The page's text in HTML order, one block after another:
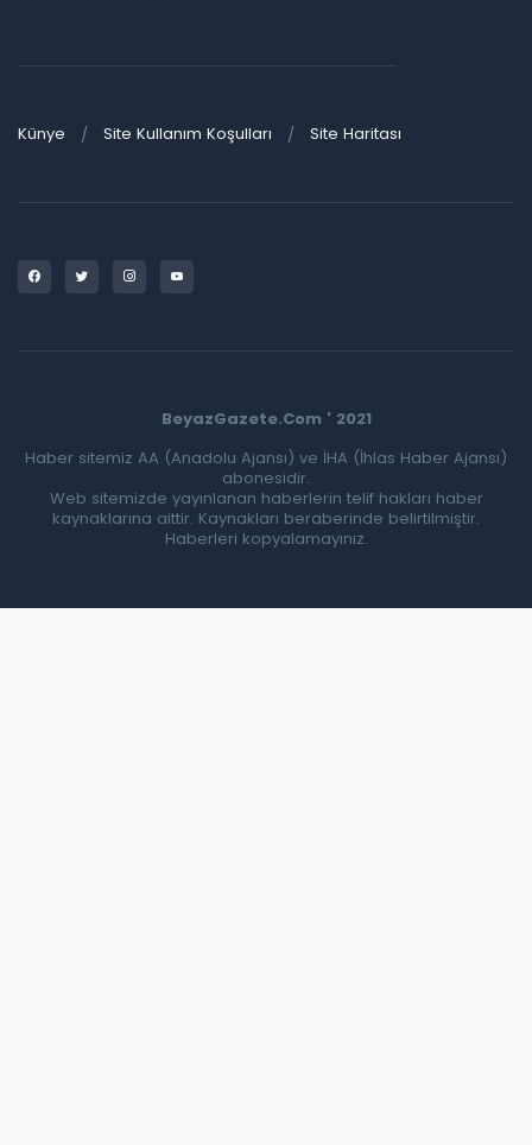
Künye Site Kullanım Koşulları Site Haritası
BeyazGazete.Com ' 2021
Haber sitemiz AA (Anadolu Ajansı) ve İHA (İhlas Haber Ajansı)
abonesidir.
Web sitemizde yayınlanan haberlerin telif hakları haber
kaynaklarına aittir. Kaynakları beraberinde belirtilmiştir.
Haberleri kopyalamayınız.